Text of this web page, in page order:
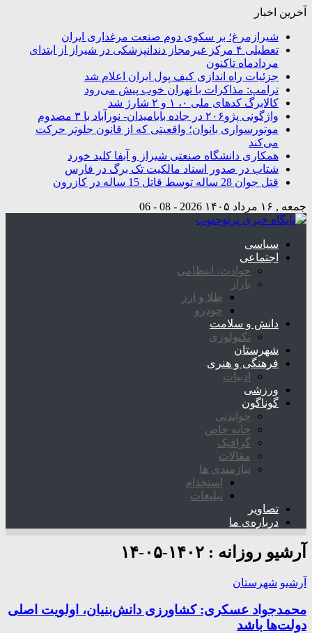
آخرین اخبار
شیرازمرغ؛ بر سکوی دوم صنعت مرغداری ایران
تعطیلی ۴ مرکز غیرمجاز دندانپزشکی در شیراز از ابتدای
مردادماه تاکنون
جزئیات راه اندازی کیف پول ایران اعلام شد
ترامپ: مذاکرات با تهران خوب پیش می‌رود
کالابرگ کدهای ملی ۰، ۱ و ۲ شارژ شد
واژگونی پژو۲۰۶ در جاده بابامیدان- نورآباد با ۳ مصدوم
موتورسواری بانوان؛ واقعیتی که از قانون جلوتر حرکت
می‌کند
همکاری دانشگاه صنعتی شیراز و آبفا کلید خورد
شتاب در صدور اسناد مالکیت تک برگ در فارس
قتل جوان 28 ساله توسط قاتل 15 ساله در کازرون
جمعه , ۱۶ مرداد ۱۴۰۵ 2026 - 08 - 06
سیاسی
اجتماعی
حوادث، انتظامی
بازار
طلا و ارز
خودرو
دانش و سلامت
تکنولوژی
شهرستان
فرهنگی و هنری
ادبیات
ورزشی
گوناگون
خواندنی
خانه خاص
گرافیک
مقالات
نیازمندی ها
استخدام
تبلیغات
تصاویر
درباره‌ی ما
آرشیو روزانه : ۱۴۰۲-۰۵-۱۴
آرشیو شهرستان
محمدجواد عسکری: کشاورزی دانش‌بنیان، اولویت اصلی
دولت‌ها باشد